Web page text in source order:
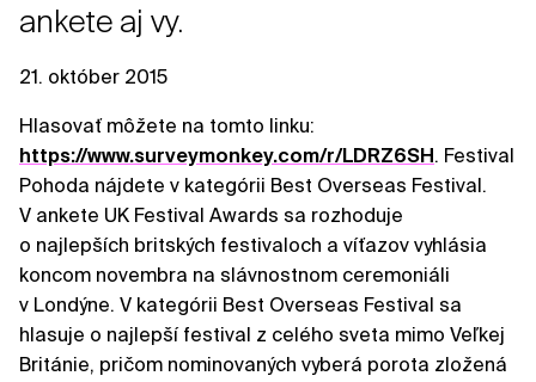
ankete aj vy.
21. október 2015
Hlasovať môžete na tomto linku:
https://www.surveymonkey.com/r/LDRZ6SH . Festival
Pohoda nájdete v kategórii Best Overseas Festival.
V ankete UK Festival Awards sa rozhoduje
o najlepších britských festivaloch a víťazov vyhlásia
koncom novembra na slávnostnom ceremoniáli
v Londýne. V kategórii Best Overseas Festival sa
hlasuje o najlepší festival z celého sveta mimo Veľkej
Británie, pričom nominovaných vyberá porota zložená